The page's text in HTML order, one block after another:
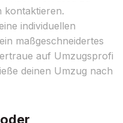
kontaktieren.
individuellen
maßgeschneidertes
auf Umzugsprofi
deinen Umzug nach